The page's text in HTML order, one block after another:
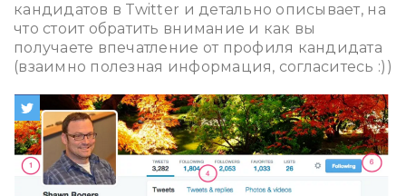
кандидатов в Twitter и детально описывает, на
что стоит обратить внимание и как вы
получаете впечатление от профиля кандидата
(взаимно полезная информация, согласитесь :))